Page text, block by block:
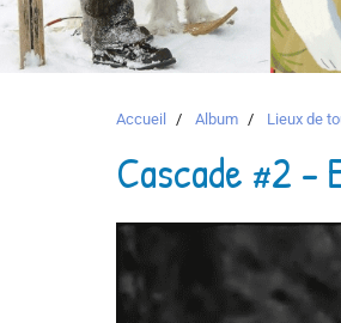
Accueil Album Lieux de
Cascade #2 -